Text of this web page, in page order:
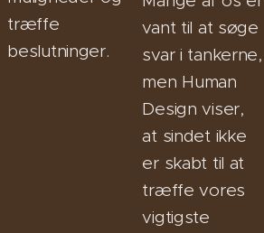
træffe
beslutninger.
vant til at søge
svar i tankerne,
men Human
Design viser,
at sindet ikke
er skabt til at
træffe vores
vigtigste